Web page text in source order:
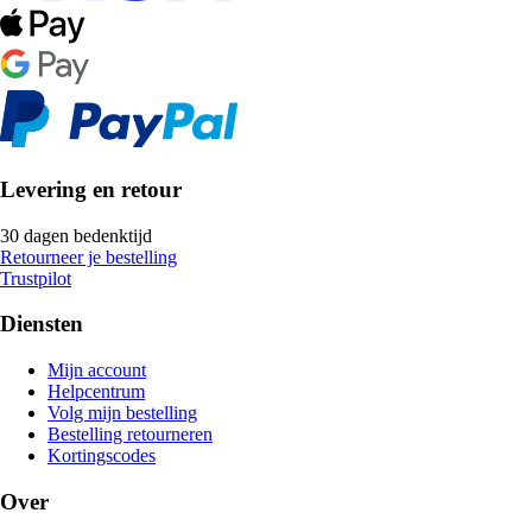
Levering en retour
30 dagen bedenktijd
Retourneer je bestelling
Trustpilot
Diensten
Mijn account
Helpcentrum
Volg mijn bestelling
Bestelling retourneren
Kortingscodes
Over